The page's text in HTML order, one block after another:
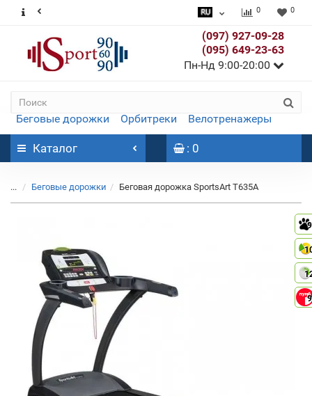
0 0
(097) 927-09-28
(095) 649-23-63
Пн-Нд 9:00-20:00
Беговые дорожки Орбитреки Велотренажеры
Каталог : 0
... Беговые дорожки Беговая дорожка SportsArt T635A
9
9